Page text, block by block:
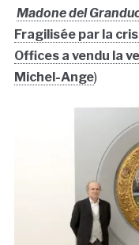
Madone del
Fragilisée par la
Offices a vendu la
Michel-Ange)